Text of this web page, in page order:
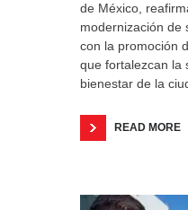
de México,
modernización de
con la promoción
que fortalezcan la
bienestar de la
READ MORE